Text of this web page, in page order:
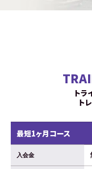
トラ
ト
最短1ヶ月コース
入会金